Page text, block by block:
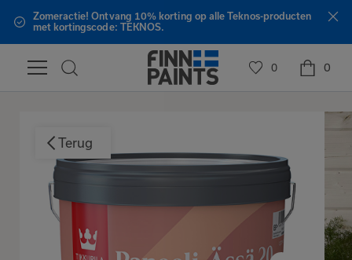
producten Gratis verzending vanaf €150,-
Terug